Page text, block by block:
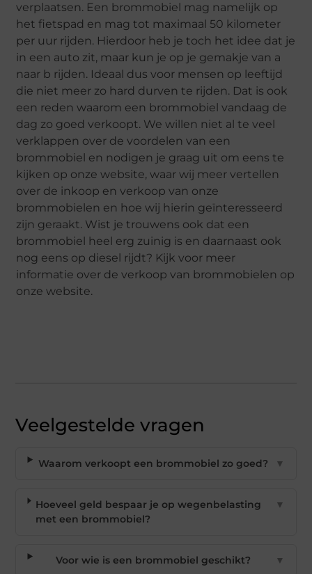
verplaatsen. Een brommobiel mag namelijk op
het fietspad en mag tot maximaal 50 kilometer
per uur rijden. Hierdoor heb je toch het idee dat je
in een auto zit, maar kun je op je gemakje van a
naar b rijden. Ideaal dus voor mensen op leeftijd
die niet meer zo hard durven te rijden. Dat is ook
een reden waarom een brommobiel vandaag de
dag zo goed verkoopt. We willen niet al te veel
verklappen over de voordelen van een
brommobiel en nodigen je graag uit om eens te
kijken op onze website, waar wij meer vertellen
over de inkoop en verkoop van onze
brommobielen en hoe wij hierin geïnteresseerd
zijn geraakt. Wist je trouwens ook dat een
brommobiel heel erg zuinig is en daarnaast ook
nog eens op diesel rijdt? Kijk voor meer
informatie over de verkoop van brommobielen op
onze website.
Veelgestelde vragen
Waarom verkoopt een brommobiel zo goed? ▼
Hoeveel geld bespaar je op wegenbelasting
met een brommobiel?
▼
Voor wie is een brommobiel geschikt? ▼